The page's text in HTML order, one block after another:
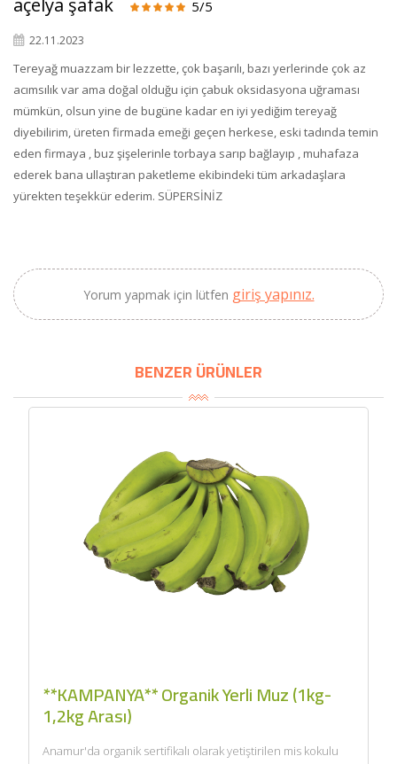
açelya şafak 5/5
22.11.2023
Tereyağ muazzam bir lezzette, çok başarılı, bazı yerlerinde çok az
acımsılık var ama doğal olduğu için çabuk oksidasyona uğraması
mümkün, olsun yine de bugüne kadar en iyi yediğim tereyağ
diyebilirim, üreten firmada emeği geçen herkese, eski tadında temin
eden firmaya , buz şişelerinle torbaya sarıp bağlayıp , muhafaza
ederek bana ullaştıran paketleme ekibindeki tüm arkadaşlara
yürekten teşekkür ederim. SÜPERSİNİZ
Yorum yapmak için lütfen giriş yapınız.
BENZER ÜRÜNLER
**KAMPANYA** Organik Yerli Muz (1kg-
1,2kg Arası)
Anamur'da organik sertifikalı olarak yetiştirilen mis kokulu